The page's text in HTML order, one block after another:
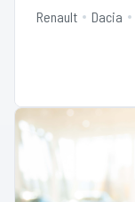
Renault Dacia